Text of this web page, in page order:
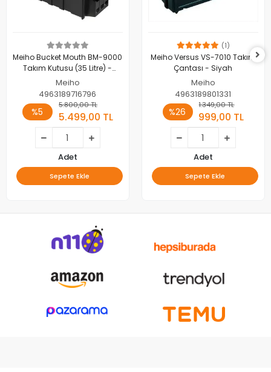
Meiho Bucket Mouth BM-9000
Takım Kutusu (35 Litre) -
Siyah
Meiho
4963189716796
%5
5.800,00 TL
5.499,00 TL
Adet
Sepete Ekle
(1)
Meiho Versus VS-7010 Takım
Çantası - Siyah
Meiho
4963189801331
%26
1.349,00 TL
999,00 TL
Adet
Sepete Ekle